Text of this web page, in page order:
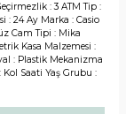
: 3 ATM Tip :
: 24 Ay Marka : Casio
Cam Tipi : Mika
Kasa Malzemesi :
: Plastik Mekanizma
Kol Saati Yaş Grubu :